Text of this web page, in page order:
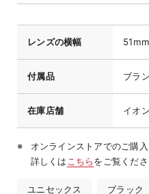
レンズの横幅 51mm
付属品 ブラ
在庫店舗 イオ
オンラインストアでのご購
詳しくは こちらをご覧くださ
ユニセックス ブラック